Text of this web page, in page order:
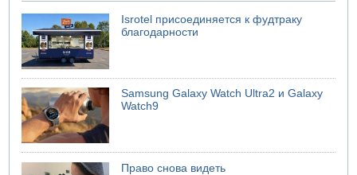
Isrotel присоединяется к фудтраку
благодарности
Samsung Galaxy Watch Ultra2 и Galaxy
Watch9
Право снова видеть